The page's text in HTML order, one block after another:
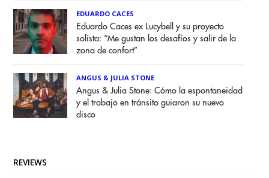
EDUARDO CACES
Eduardo Caces ex Lucybell y su proyecto
solista: “Me gustan los desafíos y salir de la
zona de confort”
ANGUS & JULIA STONE
Angus & Julia Stone: Cómo la espontaneidad
y el trabajo en tránsito guiaron su nuevo
disco
REVIEWS